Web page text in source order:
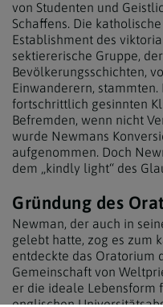
von Studenten und
Schaffens. Die
Establishment des
sektiererische Gruppe,
Bevölkerungsschichten,
Einwanderern,
fortschrittlich gesinnten
Befremden, wenn nicht
wurde Newmans
aufgenommen. Doch
dem „kindly light“ des
Gründung des
Newman, der auch in
gelebt hatte, zog es zum
entdeckte das Oratorium
Gemeinschaft von
er die ideale Lebensform
englischen